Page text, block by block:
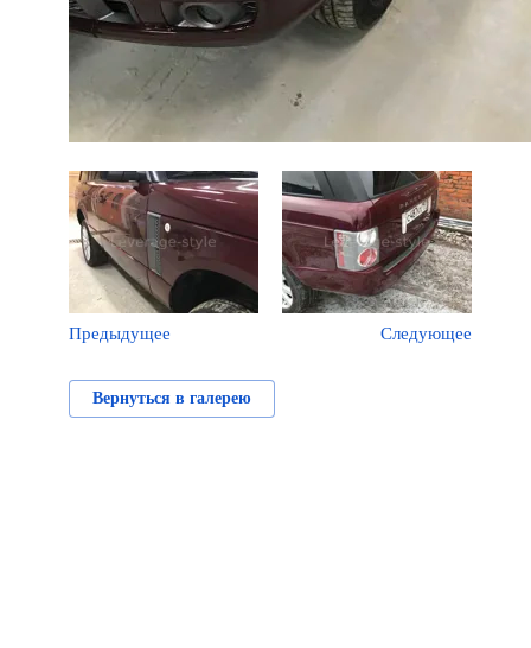
Предыдущее Следующее
Вернуться в галерею